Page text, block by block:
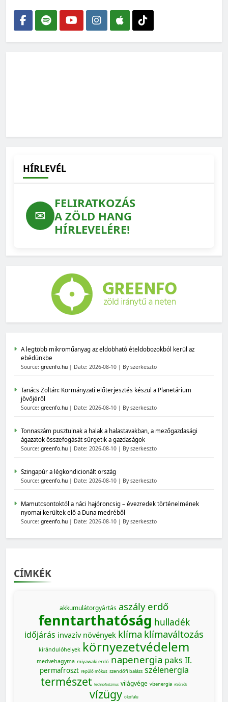
HÍRLEVÉL
✉
FELIRATKOZÁS
A ZÖLD HANG
HÍRLEVELÉRE!
A legtöbb mikroműanyag az eldobható ételdobozokból kerül az
ebédünkbe
Source: greenfo.hu Date: 2026-08-10 By szerkeszto
Tanács Zoltán: Kormányzati előterjesztés készül a Planetárium
jövőjéről
Source: greenfo.hu Date: 2026-08-10 By szerkeszto
Tonnaszám pusztulnak a halak a halastavakban, a mezőgazdasági
ágazatok összefogását sürgetik a gazdaságok
Source: greenfo.hu Date: 2026-08-10 By szerkeszto
Szingapúr a légkondicionált ország
Source: greenfo.hu Date: 2026-08-10 By szerkeszto
Mamutcsontoktól a náci hajóroncsig – évezredek történelmének
nyomai kerültek elő a Duna medréből
Source: greenfo.hu Date: 2026-08-10 By szerkeszto
CÍMKÉK
akkumulátorgyártás aszály erdő
fenntarthatóság hulladék
időjárás invazív növények klíma klímaváltozás
kirándulóhelyek környezetvédelem
medvehagyma miyawaki erdő napenergia paks II.
permafroszt repülő mókus szendőfi balázs szélenergia
természet technofasizmus világvége vízenergia vízőrzők
vízügy ökofalu